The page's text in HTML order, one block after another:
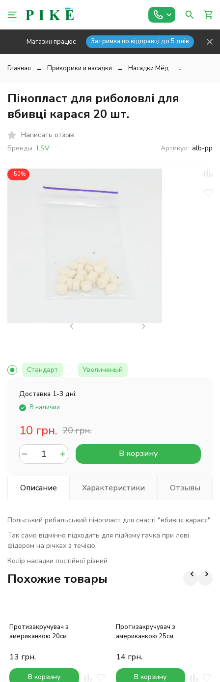
Магазин працює Затримка по відправці до 5 днів
Главная Прикормки и насадки Насадки Мёд ↓
Пінопласт для риболовлі для
вбивці карася 20 шт.
Написать отзыв
Бренды: LSV Артикул: alb-pp
-50%
Стандарт Увеличеный
Доставка 1-3 дні:
В наличии
10 грн. 20 грн.
В корзину
Описание Характеристики Отзывы
Польський рибальський пінопласт для снасті "вбивця карася".
Так само відмінно підходить для підйому гачка при лові
фідером на річках з течією.
Колір насадки постійної різний.
Похожие товары
Протизакручувач з
американкою 20см
13 грн.
В корзину
Протизакручувач з
американкою 25см
14 грн.
В корзину